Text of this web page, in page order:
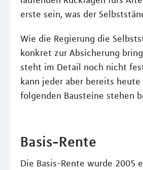
erste sein, was der
Wie die Regierung die
konkret zur Absicherung
steht im Detail noch nicht
kann jeder aber bereits heute
folgenden Bausteine stehen
Basis-Rente
Die Basis-Rente wurde 2005